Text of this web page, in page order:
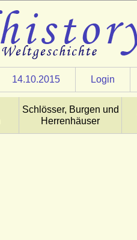
14.10.2015 Login
Schlösser, Burgen und
Herrenhäuser